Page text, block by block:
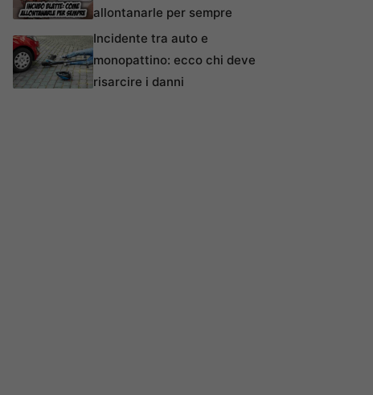
allontanarle per sempre
Incidente tra auto e
monopattino: ecco chi deve
risarcire i danni